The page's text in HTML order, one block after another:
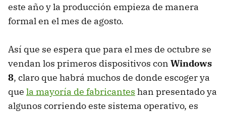
este año y la producción empieza de manera
formal en el mes de agosto.
Así que se espera que para el mes de octubre se
vendan los primeros dispositivos con Windows
8, claro que habrá muchos de donde escoger ya
que la mayoría de fabricantes han presentado ya
algunos corriendo este sistema operativo, es